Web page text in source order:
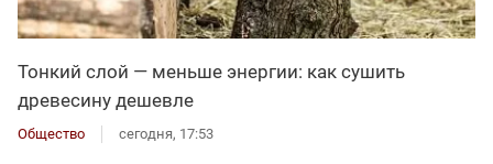
Тонкий слой — меньше энергии: как сушить
древесину дешевле
Общество сегодня, 17:53